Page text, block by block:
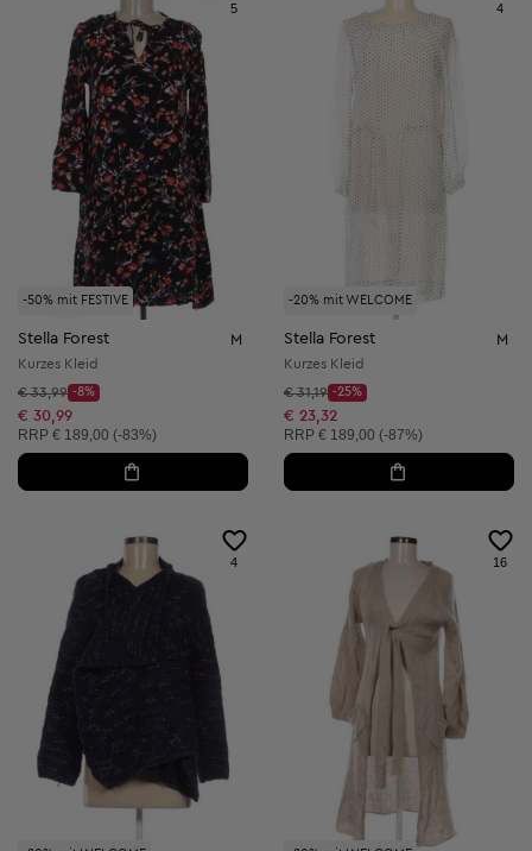
-50% mit FESTIVE
5
Stella Forest M
Kurzes Kleid
Startpreis:
€ 33,99
Discount Price:
-8%
Reduzierter Preis:
€ 30,99
Unverbindliche Preisempfehlung:
RRP € 189,00 (-83%)
-20% mit WELCOME
4
Stella Forest M
Kurzes Kleid
Startpreis:
€ 31,19
Discount Price:
-25%
Reduzierter Preis:
€ 23,32
Unverbindliche Preisempfehlung:
RRP € 189,00 (-87%)
4 16